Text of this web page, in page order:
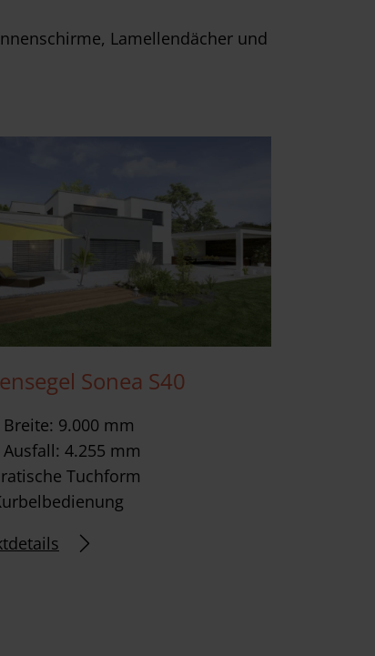
Lamellendächer und
Sonea S40
9.000 mm
4.255 mm
Tuchform